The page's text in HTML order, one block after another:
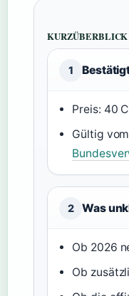
KURZÜBERBLICK
1
Preis: 40
Gültig
2 Was
Ob 2026
Ob